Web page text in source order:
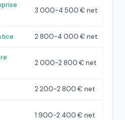
3 000-4 500 € net
2 800-4 000 € net
2 000-2 800 € net
2 200-2 800 € net
1 900-2 400 € net